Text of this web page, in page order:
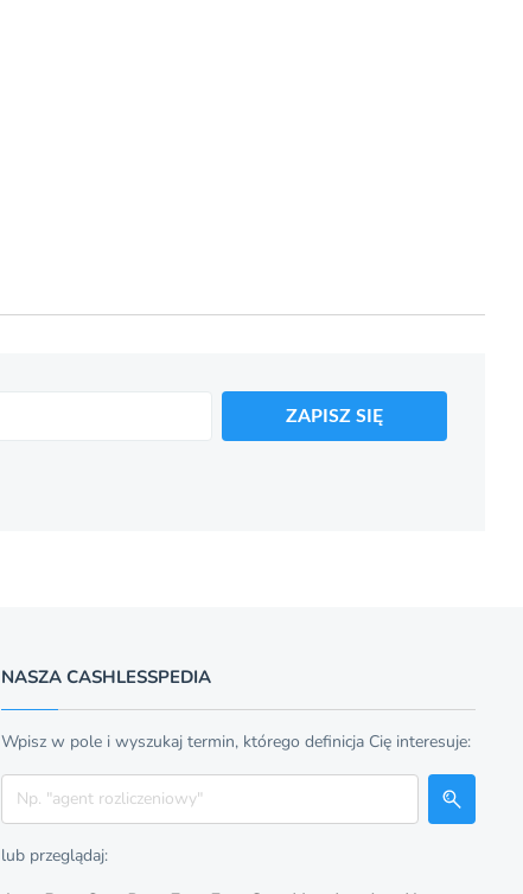
ZAPISZ SIĘ
NASZA CASHLESSPEDIA
Wpisz w pole i wyszukaj termin, którego definicja Cię interesuje:
Szukaj
lub przeglądaj: